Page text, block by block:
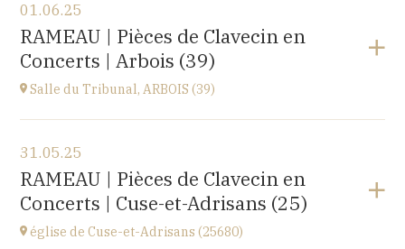
La Scala, PARIS
13, boulevard de Strasbourg 75010 Paris
à19H30
Accéder au site
01.06.25
RAMEAU | Pièces de Clavecin en
Concerts | Arbois (39)
Salle du Tribunal, ARBOIS (39)
Salle du Tribunal, ARBOIS (39)
10 rue de l’hôtel de ville, 39600 ARBOIS
à17H00
31.05.25
RAMEAU | Pièces de Clavecin en
Concerts | Cuse-et-Adrisans (25)
église de Cuse-et-Adrisans (25680)